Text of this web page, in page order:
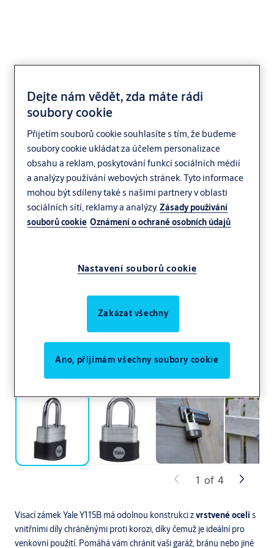
Yale Y115B vrstvená
ocel
Visací zámek Yale Y115B má odolnou konstrukci zvrstvené oceli s
vnitřními díly chráněnými proti korozi, díky čemuž je ideální pro
venkovní použití. Pomáhá vám chránit vaši garáž, bránu nebo jiné
1 of 4
Dejte nám vědět, zda máte rádi
soubory cookie
Přijetím souborů cookie souhlasíte s tím, že budeme
soubory cookie ukládat za účelem personalizace
obsahu a reklam, poskytování funkcí sociálních médií
a analýzy používání webových stránek. Tyto informace
mohou být sdíleny také s našimi partnery v oblasti
sociálních sítí, reklamy a analýzy.Zásady používání
souborů cookie Oznámení o ochraně osobních údajů
Nastavení souborů cookie
Zakázat všechny
Ano, přijímám všechny soubory cookie